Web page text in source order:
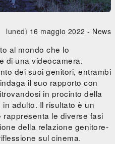
lunedì 16 maggio 2022 - News
al mondo che lo
di una videocamera.
dei suoi genitori, entrambi
il suo rapporto con
in procinto della
adulto. Il risultato è un
le diverse fasi
della relazione genitore-
sul cinema.